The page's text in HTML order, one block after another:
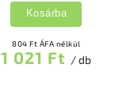
804 Ft ÁFA nélkül
1 021 Ft / db
Kosárba